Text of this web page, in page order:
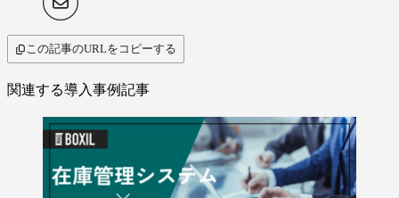
この記事のURLをコピーする
関連する導入事例記事